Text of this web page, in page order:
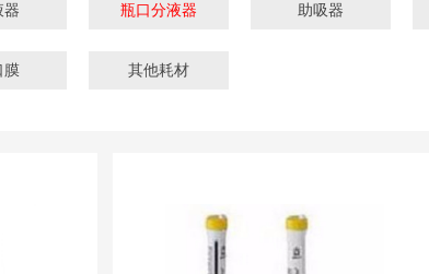
器 瓶口分液器 助吸器
膜 其他耗材